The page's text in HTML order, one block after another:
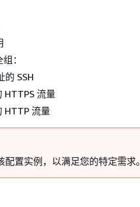
：
的 SSH
HTTPS 流量
HTTP 流量
置实例，以满足您的特定需求。